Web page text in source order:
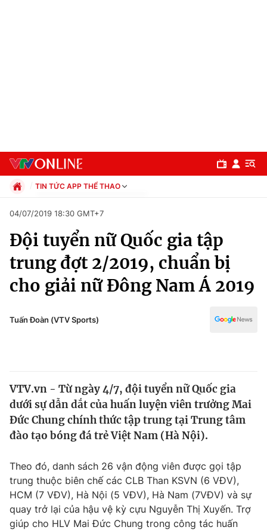
Chuyên mục
Chính trị
Thế giới
Tin tức
Câu chuyện quốc tế
Kinh tế
Tài chính
Thị trường
Góc doanh nghiệp
Dữ liệu và đời sống
Truyền hình
TIN TỨC APP THỂ THAO
Xã hội
Pháp luật
Kinh tế
Thể thao
Truyền hình
Văn hóa - Giải trí
Đời sống
04/07/2019 18:30 GMT+7
Đội tuyển nữ Quốc gia tập
trung đợt 2/2019, chuẩn bị
cho giải nữ Đông Nam Á 2019
Tuấn Đoàn (VTV Sports)
VTV.vn - Từ ngày 4/7, đội tuyển nữ Quốc gia
dưới sự dẫn dắt của huấn luyện viên trưởng Mai
Đức Chung chính thức tập trung tại Trung tâm
đào tạo bóng đá trẻ Việt Nam (Hà Nội).
Theo đó, danh sách 26 vận động viên được gọi tập
trung thuộc biên chế các CLB Than KSVN (6 VĐV),
HCM (7 VĐV), Hà Nội (5 VĐV), Hà Nam (7VĐV) và sự
quay trở lại của hậu vệ kỳ cựu Nguyễn Thị Xuyến. Trợ
giúp cho HLV Mai Đức Chung trong công tác huấn